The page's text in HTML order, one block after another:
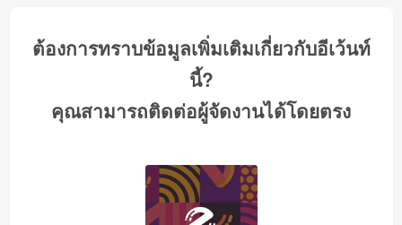
ต้องการทราบข้อมูลเพิ่มเติมเกี่ยวกับอีเว้นท์
นี้?
คุณสามารถติดต่อผู้จัดงานได้โดยตรง